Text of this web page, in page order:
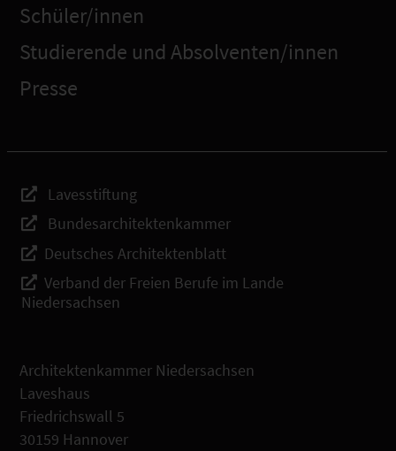
Schüler/innen
Studierende und Absolventen/innen
Presse
Lavesstiftung
Bundesarchitektenkammer
Deutsches Architektenblatt
Verband der Freien Berufe im Lande
Niedersachsen
Architektenkammer Niedersachsen
Laveshaus
Friedrichswall 5
30159 Hannover